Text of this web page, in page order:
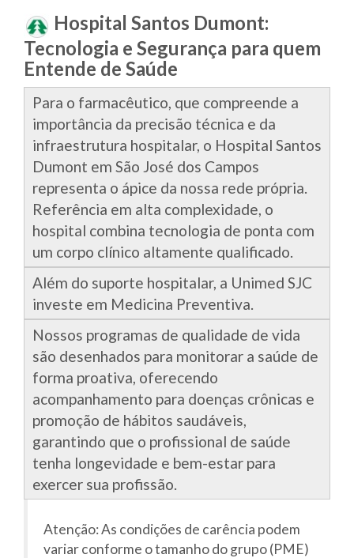
Hospital Santos Dumont:
Tecnologia e Segurança para quem
Entende de Saúde
Para o farmacêutico, que compreende a
importância da precisão técnica e da
infraestrutura hospitalar, o Hospital Santos
Dumont em São José dos Campos
representa o ápice da nossa rede própria.
Referência em alta complexidade, o
hospital combina tecnologia de ponta com
um corpo clínico altamente qualificado.
Além do suporte hospitalar, a Unimed SJC
investe em Medicina Preventiva.
Nossos programas de qualidade de vida
são desenhados para monitorar a saúde de
forma proativa, oferecendo
acompanhamento para doenças crônicas e
promoção de hábitos saudáveis,
garantindo que o profissional de saúde
tenha longevidade e bem-estar para
exercer sua profissão.
Atenção: As condições de carência podem
variar conforme o tamanho do grupo (PME)